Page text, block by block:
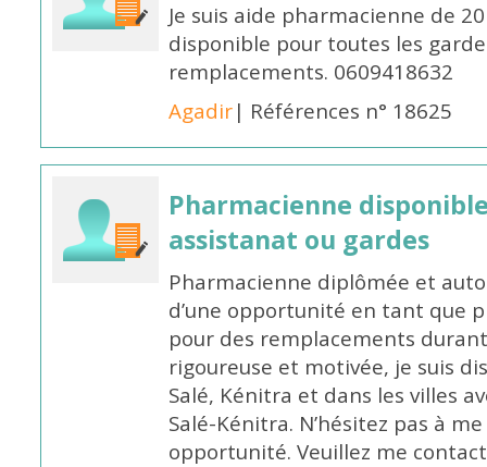
Je suis aide pharmacienne de
disponible pour toutes les
remplacements. 0609418632
Agadir| Références n° 18625
Pharmacienne
assistanat ou gardes
Pharmacienne diplômée et
d’une opportunité en tant que
pour des remplacements
rigoureuse et motivée, je suis
Salé, Kénitra et dans les villes
Salé-Kénitra. N’hésitez pas à
opportunité. Veuillez me